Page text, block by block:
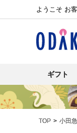
ようこそ お
ギフト
TOP 小田